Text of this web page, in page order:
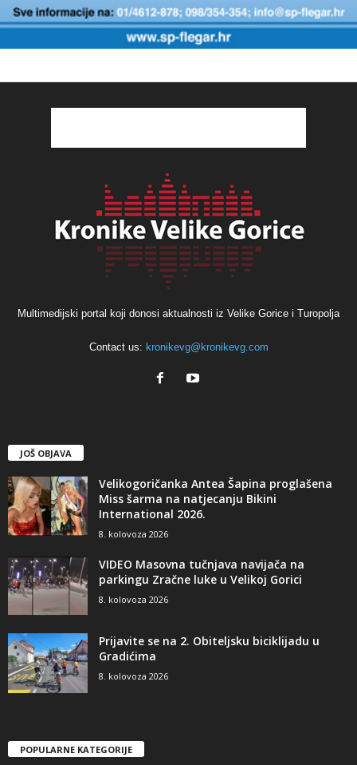
Multimedijski portal koji donosi aktualnosti iz Velike Gorice i Turopolja
Contact us: kronikevg@kronikevg.com
JOŠ OBJAVA
Velikogoričanka Antea Šapina proglašena
Miss šarma na natjecanju Bikini
International 2026.
8. kolovoza 2026
VIDEO Masovna tučnjava navijača na
parkingu Zračne luke u Velikoj Gorici
8. kolovoza 2026
Prijavite se na 2. Obiteljsku biciklijadu u
Gradićima
8. kolovoza 2026
POPULARNE KATEGORIJE